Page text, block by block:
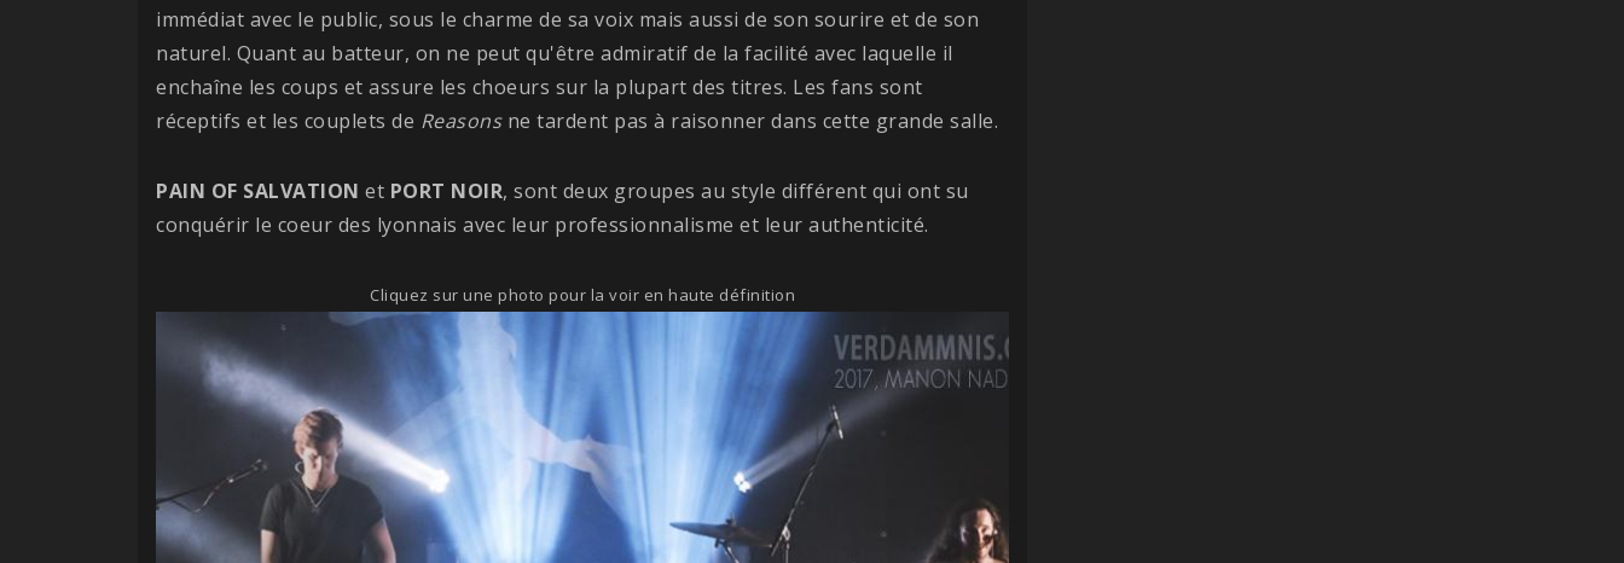
immédiat avec le public, sous le charme de sa voix mais aussi de son sourire et de son
naturel. Quant au batteur, on ne peut qu'être admiratif de la facilité avec laquelle il
enchaîne les coups et assure les choeurs sur la plupart des titres. Les fans sont
réceptifs et les couplets de Reasonsne tardent pas à raisonner dans cette grande salle.
PAIN OF SALVATION et PORT NOIR, sont deux groupes au style différent qui ont su
conquérir le coeur des lyonnais avec leur professionnalisme et leur authenticité.
Cliquez sur une photo pour la voir en haute définition